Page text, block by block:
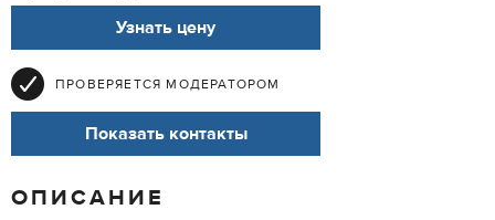
Узнать цену
ПРОВЕРЯЕТСЯ МОДЕРАТОРОМ
Показать контакты
ОПИСАНИЕ